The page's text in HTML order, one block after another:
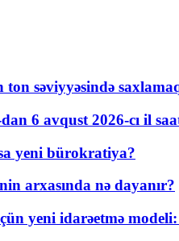
ton səviyyəsində
6 avqust 2026-cı il
yeni bürokratiya?
arxasında nə dayanır?
yeni idarəetmə